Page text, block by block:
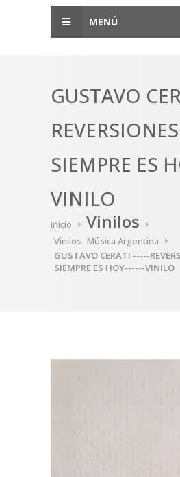
MENÚ
GUSTAVO
SIEMPRE ES
VINILO
Inicio Vinilos
Vinilos- Música Argentina
GUSTAVO CERATI -----
SIEMPRE ES HOY------VINILO